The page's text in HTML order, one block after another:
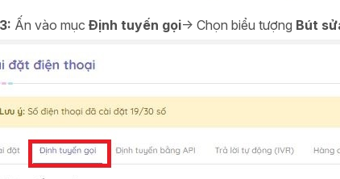
Ấn vào mục Định tuyến gọi-> Chọn biểu tượng Bút